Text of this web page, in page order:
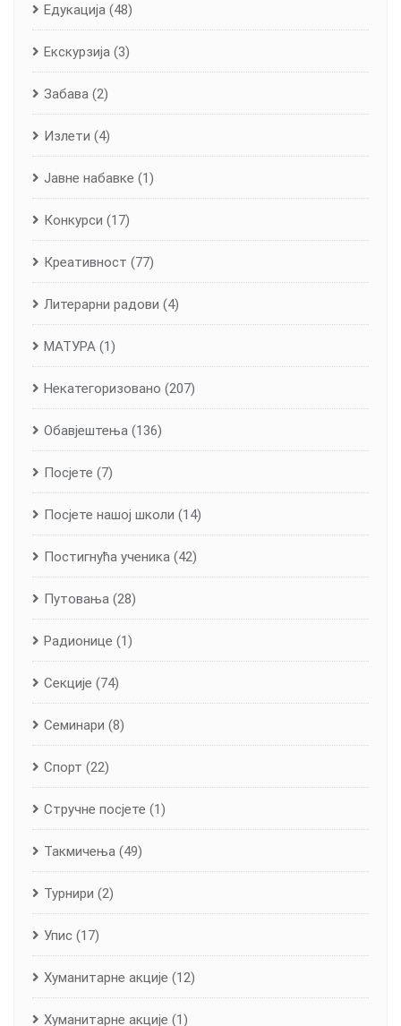
Едукација (48)
Екскурзија (3)
Забава (2)
Излети (4)
Јавне набавке (1)
Конкурси (17)
Креативност (77)
Литерарни радови (4)
МАТУРА (1)
Некатегоризовано (207)
Обавјештења (136)
Посјете (7)
Посјете нашој школи (14)
Постигнућа ученика (42)
Путовања (28)
Радионице (1)
Секције (74)
Семинари (8)
Спорт (22)
Стручне посјете (1)
Такмичења (49)
Турнири (2)
Упис (17)
Хуманитарне aкције (12)
Хуманитарне акције (1)